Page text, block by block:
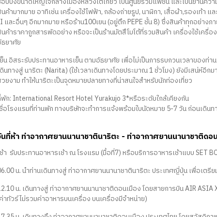
ค้ามากมาย อาทิเช่น เครื่องใช้ไฟฟ้า, กล้องถ่ายรูป, นาฬิกา, เสื้อผ้า,รองเท้า แ
และอื่นๆ อีกมากมาย หรือร้าน100เยน (อยู่ตึก PEPE ชั้น 8) ซึ่งสินค้าทุกอย่างภ
ค้าราคาถูกสารพัดอย่าง หรือจะเป็นร้านมัตสึโมโต้ที่รวมสินค้า เครื่องใช้เครื่
ยาศัย
น อิสระรับประทานอาหารเย็น ตามอัธยาศัย เพื่อไม่เป็นการรบกวนเวลาของท่าน
นทางสู่ นาริตะ (Narita) (ใช้เวลาเดินทางโดยประมาณ 1 ชั่วโมง) ยังมีเสน่ห์อี
ยงาม ทำให้นาริตะเป็นจุดหมายปลายทางที่น่าสนใจสำหรับนักท่องเที่ยว
ก: International Resort Hotel Yurakujo 3*หรือระดับใกล้เคียงกัน
อโรงแรมที่ท่านพัก ทางบริษัทจะทำการแจ้งพร้อมใบนัดหมาย 5-7 วัน ก่อนเดินท
ที่ห้า ท่าอากาศยานนานาชาตินาริตะ - ท่าอากาศยานนานาชาติดอ
า รับประทานอาหารเช้า ณ โรงแรม (มื้อที่7) หรือบริการอาหารเช้าแบบ
น. นำท่านเดินทางสู่ ท่าอากาศยานนานาชาตินาริตะ ประเทศญี่ปุ่น เพื่อเตรี
น. เดินทางสู่ ท่าอากาศยานนานาชาติดอนเมือง โดยสายการบิน AIR ASIA
าทัวร์ไม่รวมค่าอาหารบนเครื่อง บนเครื่องมีจำหน่าย)